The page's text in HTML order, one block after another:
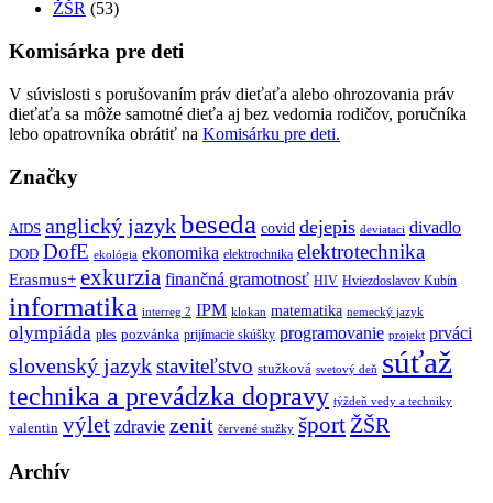
ŽŠR (53)
Komisárka pre deti
V súvislosti s porušovaním práv dieťaťa alebo ohrozovania práv
dieťaťa sa môže samotné dieťa aj bez vedomia rodičov, poručníka
lebo opatrovníka obrátiť na Komisárku pre deti.
Značky
AIDS anglický jazykbeseda covid dejepis deviataci divadlo
DOD DofE ekológia ekonomika elektrochnika elektrotechnika
Erasmus+ exkurzia finančná gramotnosť HIV Hviezdoslavov Kubín
informatika interreg 2 IPM klokan matematika nemecký jazyk
olympiáda ples pozvánka prijímacie skúšky programovanie projekt prváci
slovenský jazykstaviteľstvo stužková svetový deň súťaž
technika a prevádzka dopravy týždeň vedy a techniky
valentin výlet zdravie zenit červené stužky šport ŽŠR
Archív